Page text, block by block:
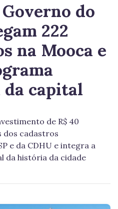
do
222
na Mooca e
capital
de R$ 40
dos cadastros
e da CDHU e integra a
da história da cidade